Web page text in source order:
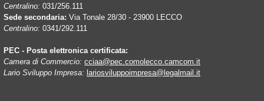
Centralino: 031/256.111
Sede secondaria: Via Tonale 28/30 - 23900 LECCO
Centralino: 0341/292.111
PEC - Posta elettronica certificata:
Camera di Commercio: cciaa@pec.comolecco.camcom.it
Lario Sviluppo Impresa: lariosviluppoimpresa@legalmail.it